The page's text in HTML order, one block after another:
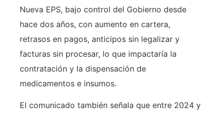
Nueva EPS, bajo control del Gobierno desde
hace dos años, con aumento en cartera,
retrasos en pagos, anticipos sin legalizar y
facturas sin procesar, lo que impactaría la
contratación y la dispensación de
medicamentos e insumos.
El comunicado también señala que entre 2024 y